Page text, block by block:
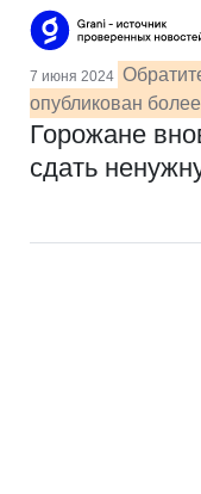
7 июня 2024
опубликован
Горожане
сдать